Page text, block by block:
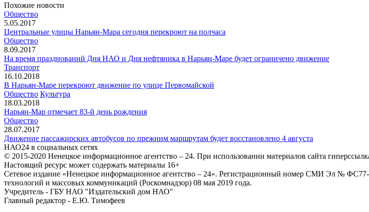
Похожие новости
Общество
5.05.2017
Центральные улицы Нарьян-Мара сегодня перекроют на полчаса
Общество
8.09.2017
На время празднований Дня НАО и Дня нефтяника в Нарьян-Маре будет ограничено движение
Транспорт
16.10.2018
В Нарьян-Маре перекроют движение по улице Первомайской
Общество Культура
18.03.2018
Нарьян-Мар отмечает 83-й день рождения
Общество
28.07.2017
Движение пассажирских автобусов по прежним маршрутам будет восстановлено 4 августа
НАО24 в социальных сетях
© 2015-2020 Ненецкое информационное агентство – 24. При использовании материалов сайта
Настоящий ресурс может содержать материалы 16+
Сетевое издание «Ненецкое информационное агентство – 24». Регистрационный номер СМИ Эл №
технологий и массовых коммуникаций (Роскомнадзор) 08 мая 2019 года.
Учредитель - ГБУ НАО "Издательский дом НАО"
Главный редактор - Е.Ю. Тимофеев